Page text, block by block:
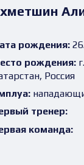
рождения:
рождения:
Россия
тренер:
команда: